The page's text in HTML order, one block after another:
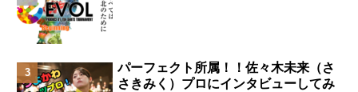
パーフェクト所属！！佐々木未来（さ
さきみく）プロにインタビューしてみ